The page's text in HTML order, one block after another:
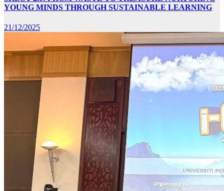
YOUNG MINDS THROUGH SUSTAINABLE LEARNING
21/12/2025